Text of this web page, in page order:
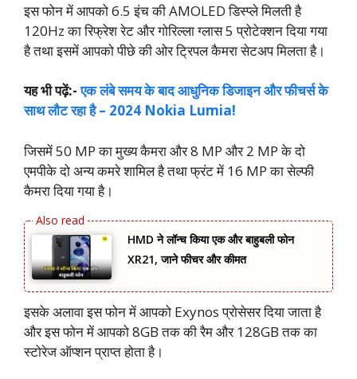
इस फोन में आपको 6.5 इंच की AMOLED डिस्प्ले मिलती है
120Hz का रिफ्रेश रेट और गोरिल्ला ग्लास 5 प्रोटेक्शन दिया गया
है तथा इसमें आपको पीछे की ओर ट्रिपल कैमरा सेटअप मिलता है।
यह भी पढ़ें:-एक लंबे समय के बाद आधुनिक डिजाइन और फीचर्स के
साथ लौट रहा है – 2024 Nokia Lumia!
जिसमें 50 MP का मुख्य कैमरा और 8 MP और 2 MP के दो
एमपीके दो अन्य कमरे शामिल है तथा फ्रंट में 16 MP का सेल्फी
कैमरा दिया गया है।
HMD ने लॉन्च किया एक और बाहुबली फोन
XR21, जाने फीचर और कीमत
इसके अलावा इस फोन में आपको Exynos प्रोसेसर दिया जाता है
और इस फोन में आपको 8GB तक की रैम और 128GB तक का
स्टोरेज ऑप्शन प्राप्त होता है।